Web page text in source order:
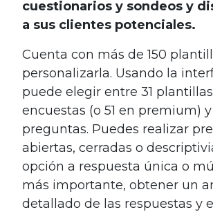
cuestionarios y sondeos y
a sus clientes potenciales.
Cuenta con más de 150
personalizarla. Usando la
puede elegir entre 31
encuestas (o 51 en premium) y
preguntas. Puedes realizar
abiertas, cerradas o
opción a respuesta única o
más importante, obtener un
detallado de las respuestas y